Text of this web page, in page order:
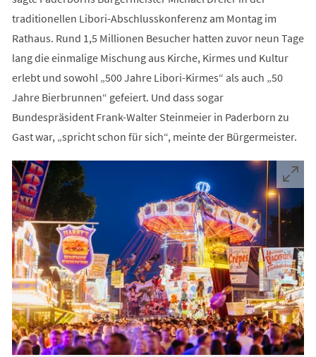
traditionellen Libori-Abschlusskonferenz am Montag im
Rathaus. Rund 1,5 Millionen Besucher hatten zuvor neun Tage
lang die einmalige Mischung aus Kirche, Kirmes und Kultur
erlebt und sowohl „500 Jahre Libori-Kirmes“ als auch „50
Jahre Bierbrunnen“ gefeiert. Und dass sogar
Bundespräsident Frank-Walter Steinmeier in Paderborn zu
Gast war, „spricht schon für sich“, meinte der Bürgermeister.